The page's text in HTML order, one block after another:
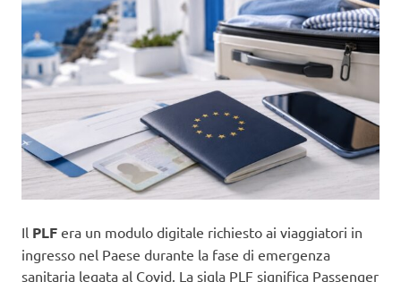
Il PLF era un modulo digitale richiesto ai viaggiatori in
ingresso nel Paese durante la fase di emergenza
sanitaria legata al Covid. La sigla PLF significa Passenger